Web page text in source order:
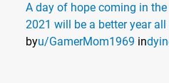
A day of hope coming in the
2021 will be a better year all
byu/GamerMom1969 in